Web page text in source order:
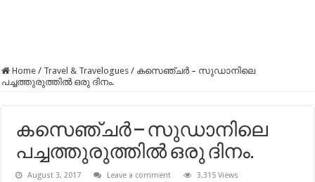
Home / Travel & Travelogues / കസെഞ്ചർ – സുഡാനിലെ
പച്ചത്തുരുത്തിൽ ഒരു ദിനം.
കസെഞ്ചർ – സുഡാനിലെ
പച്ചത്തുരുത്തിൽ ഒരു ദിനം.
August 3, 2017 Leave a comment 3,315 Views